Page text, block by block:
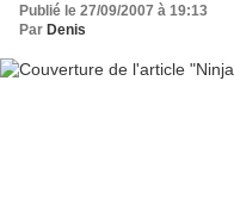
Publié le 27/09/2007 à 19:13
Par Denis